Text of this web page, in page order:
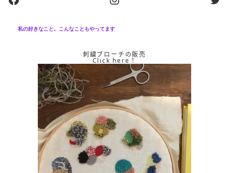
私の好きなこと。こんなこともやってます
刺繍ブローチの販売
Click here！